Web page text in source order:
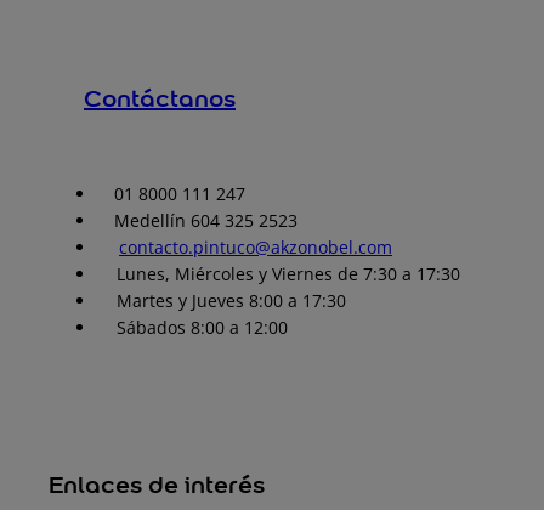
Contáctanos
01 8000 111 247
Medellín 604 325 2523
contacto.pintuco@akzonobel.com
Lunes, Miércoles y Viernes de 7:30 a 17:30
Martes y Jueves 8:00 a 17:30
Sábados 8:00 a 12:00
Enlaces de interés